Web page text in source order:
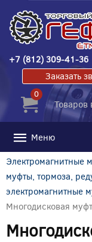
+7 (812) 309-41-36
Заказать
0
Товаров
Меню
Электромагнитные
муфты, тормоза,
электромагнитные
Многодисковая